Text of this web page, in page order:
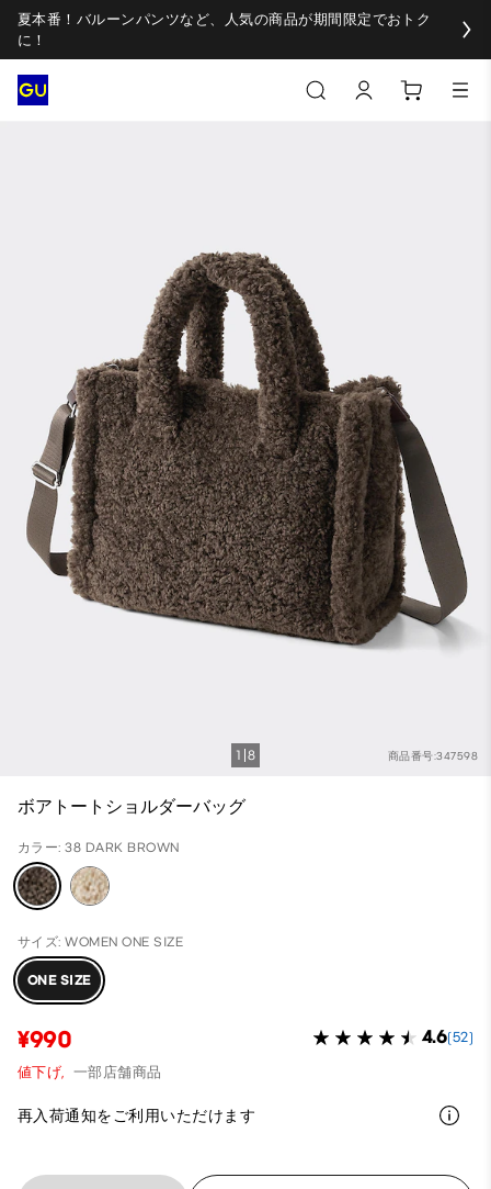
夏本番！バルーンパンツなど、人気の商品が期間限定でおトク
に！
商品番号:347598
1 8
ボアトートショルダーバッグ
カラー: 38 DARK BROWN
サイズ: WOMEN ONE SIZE
ONE SIZE
¥990 4.6(52)
値下げ, 一部店舗商品
再入荷通知をご利用いただけます